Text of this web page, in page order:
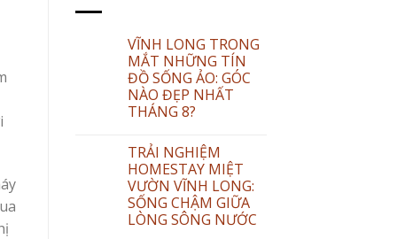
VĨNH LONG TRONG
MẮT NHỮNG TÍN
ĐỒ SỐNG ẢO: GÓC
NÀO ĐẸP NHẤT
THÁNG 8?
TRẢI NGHIỆM
HOMESTAY MIỆT
VƯỜN VĨNH LONG:
SỐNG CHẬM GIỮA
LÒNG SÔNG NƯỚC